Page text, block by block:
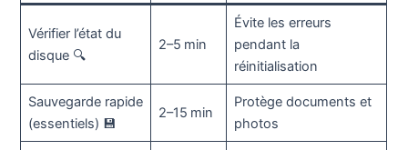
Vérifier l’état du
disque 🔍
2–5 min
Évite les erreurs
pendant la
réinitialisation
Sauvegarde rapide
(essentiels) 💾
2–15 min
Protège documents et
photos